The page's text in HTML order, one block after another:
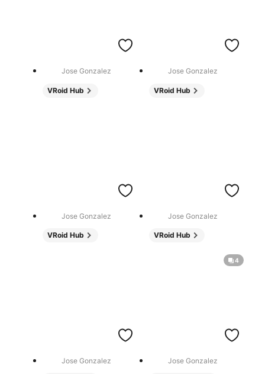
Jose Gonzalez
VRoid Hub
Jose Gonzalez
VRoid Hub
Jose Gonzalez
VRoid Hub
Jose Gonzalez
VRoid Hub
Jose Gonzalez
4
Jose Gonzalez